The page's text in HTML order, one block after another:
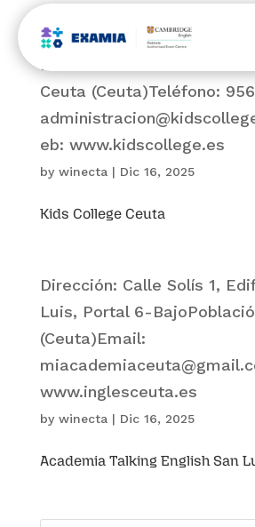
Kids College Ceuta
by winecta| Dic 16, 2025
Dirección: C- cervantes
Ceuta (Ceuta)Teléfono:
eb: www.kidscollege.es
Academia Talking English San
by winecta| Dic 16, 2025
Dirección: Calle Solís 1,
Luis, Portal 6-
(Ceuta)Email:
www.inglesceuta.es